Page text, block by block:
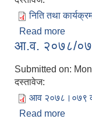
निति तथा
Read more
आ.व. २०७८/
Submitted on:
दस्तावेज:
आव २०७८।०७९
Read more